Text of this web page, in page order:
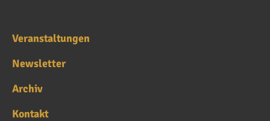
Veranstaltungen
Newsletter
Archiv
Kontakt